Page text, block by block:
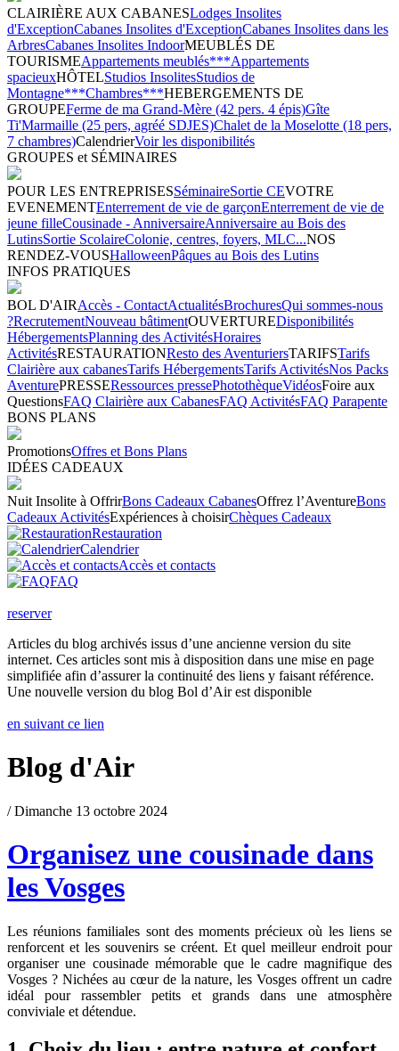
CLAIRIÈRE AUX CABANESLodges Insolites
d'ExceptionCabanes Insolites d'ExceptionCabanes Insolites dans les
ArbresCabanes Insolites IndoorMEUBLÉS DE
TOURISMEAppartements meublés***Appartements
spacieuxHÔTELStudios InsolitesStudios de
Montagne***Chambres***HEBERGEMENTS DE
GROUPEFerme de ma Grand-Mère (42 pers. 4 épis)Gîte
Ti'Marmaille (25 pers, agréé SDJES)Chalet de la Moselotte (18 pers,
7 chambres)CalendrierVoir les disponibilités
GROUPES et SÉMINAIRES
POUR LES ENTREPRISESSéminaireSortie CEVOTRE
EVENEMENTEnterrement de vie de garçonEnterrement de vie de
jeune filleCousinade - AnniversaireAnniversaire au Bois des
LutinsSortie ScolaireColonie, centres, foyers, MLC...NOS
RENDEZ-VOUSHalloweenPâques au Bois des Lutins
INFOS PRATIQUES
BOL D'AIRAccès - ContactActualitésBrochuresQui sommes-nous
?RecrutementNouveau bâtimentOUVERTUREDisponibilités
HébergementsPlanning des ActivitésHoraires
ActivitésRESTAURATIONResto des AventuriersTARIFSTarifs
Clairière aux cabanesTarifs HébergementsTarifs ActivitésNos Packs
AventurePRESSERessources pressePhotothèqueVidéosFoire aux
QuestionsFAQ Clairière aux CabanesFAQ ActivitésFAQ Parapente
BONS PLANS
PromotionsOffres et Bons Plans
IDÉES CADEAUX
Nuit Insolite à OffrirBons Cadeaux CabanesOffrez l’AventureBons
Cadeaux ActivitésExpériences à choisirChèques Cadeaux
Restauration
Calendrier
Accès et contacts
FAQ
reserver
Articles du blog archivés issus d’une ancienne version du site
internet. Ces articles sont mis à disposition dans une mise en page
simplifiée afin d’assurer la continuité des liens y faisant référence.
Une nouvelle version du blog Bol d’Air est disponible
en suivant ce lien
Blog d'Air
/ Dimanche 13 octobre 2024
Organisez une cousinade dans
les Vosges
Les réunions familiales sont des moments précieux où les liens se
renforcent et les souvenirs se créent. Et quel meilleur endroit pour
organiser une cousinade mémorable que le cadre magnifique des
Vosges ? Nichées au cœur de la nature, les Vosges offrent un cadre
idéal pour rassembler petits et grands dans une atmosphère
conviviale et détendue.